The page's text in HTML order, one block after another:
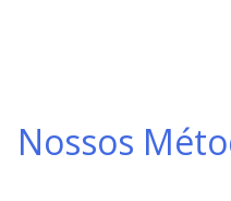
Nossos